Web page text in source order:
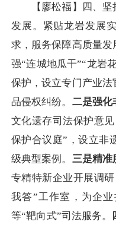
【廖松福】四、坚
发展。紧贴龙岩发展
求，服务保障高质量发
强“连城地瓜干”“龙岩
保护，设立专门产业
品侵权纠纷。 二是强化
文化遗存司法保护意
保护合议庭”，设立非
级典型案例。 三是精准
专精特新企业开展调
我答”工作室，为企
等“靶向式”司法服务。